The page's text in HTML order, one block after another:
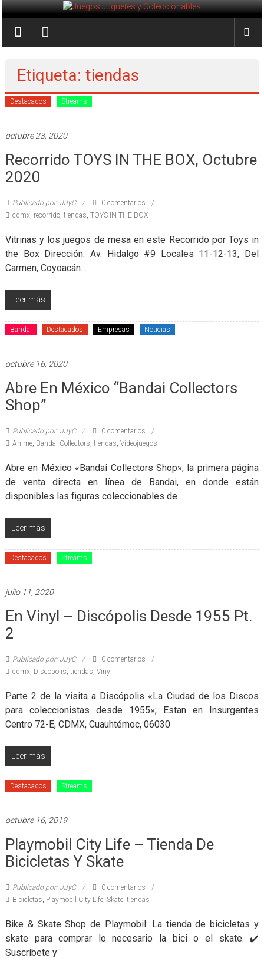
Saltar
al
contenido
Juegos
Juguetes
Coleccionables
para
coleccionistas.
Etiqueta: tiendas
Destacados Streams
octubre 23, 2020
Recorrido TOYS IN THE BOX, Octubre
2020
Publicado por: JJyC
0 comentarios
cdmx recorrido, tiendas TOYS IN THE BOX
Vitrinas y los juegos de mesa en este Recorrido por Toys in
the Box Dirección: Av. Hidalgo #9 Locales 11-12-13, Del
Carmen, Coyoacán…
Leer más
Bandai Destacados Empresas Noticias
octubre 16, 2020
Abre En México “Bandai Collectors
Shop”
Publicado por: JJyC
0 comentarios
Anime, Bandai Collectors tiendas Videojuegos
Abre en México «Bandai Collectors Shop», la primera página
de venta directa en línea de Bandai, en donde están
disponibles las figuras coleccionables de
Leer más
Destacados Streams
julio 11, 2020
En Vinyl – Discópolis Desde 1955 Pt.
2
Publicado por: JJyC
0 comentarios
cdmx Discopolis tiendas Vinyl
Parte 2 de la visita a Discópolis «La Ciudad de los Discos
para coleccionistas desde 1955»; Estan en Insurgentes
Centro 72-E, CDMX, Cuauhtémoc, 06030
Leer más
Destacados Streams
octubre 16, 2019
Playmobil City Life – Tienda De
Bicicletas Y Skate
Publicado por: JJyC
0 comentarios
Bicicletas Playmobil City Life, Skate, tiendas
Bike & Skate Shop de Playmobil: La tienda de bicicletas y
skate para comprar lo necesario la bici o el skate. ✔️
Suscríbete y